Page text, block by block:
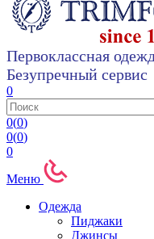
Первоклассная
Безупречный сервис
0
0(0)
0(0)
0
Меню
Одежда
Пиджаки
Джинсы